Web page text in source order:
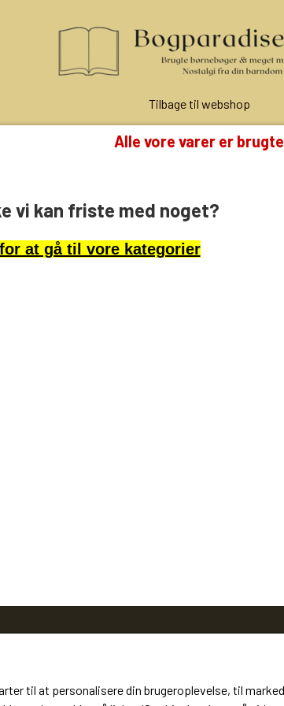
Tilbage til webshop
Alle vore varer er brugte
vi kan friste med noget?
at gå til vore kategorier
til at personalisere din brugeroplevelse, til